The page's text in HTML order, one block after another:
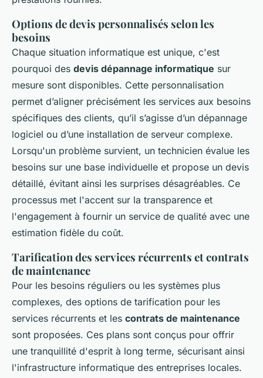
Options de devis personnalisés selon les
besoins
Chaque situation informatique est unique, c'est
pourquoi des devis dépannage informatique sur
mesure sont disponibles. Cette personnalisation
permet d’aligner précisément les services aux besoins
spécifiques des clients, qu’il s’agisse d’un dépannage
logiciel ou d’une installation de serveur complexe.
Lorsqu'un problème survient, un technicien évalue les
besoins sur une base individuelle et propose un devis
détaillé, évitant ainsi les surprises désagréables. Ce
processus met l'accent sur la transparence et
l'engagement à fournir un service de qualité avec une
estimation fidèle du coût.
Tarification des services récurrents et contrats
de maintenance
Pour les besoins réguliers ou les systèmes plus
complexes, des options de tarification pour les
services récurrents et les contrats de maintenance
sont proposées. Ces plans sont conçus pour offrir
une tranquillité d'esprit à long terme, sécurisant ainsi
l'infrastructure informatique des entreprises locales.